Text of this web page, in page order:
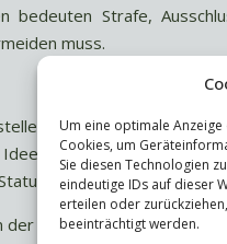
Um eine optimale
Cookies, um
Sie diesen Technologien
eindeutige IDs auf dieser
erteilen oder
beeinträchtigt werden.
bedeuten Strafe,
muss.
quo, anstatt
das Scheitern